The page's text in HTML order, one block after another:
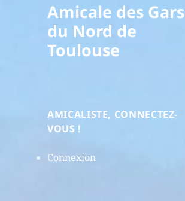
Amicale des Gars
du Nord de
Toulouse
AMICALISTE, CONNECTEZ-
VOUS !
Connexion